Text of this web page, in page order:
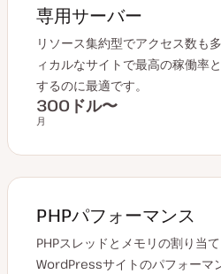
専用サーバー
リソース集約型でアクセス数も
ィカルなサイトで最高の稼働率
するのに最適です。
300ドル〜
月
PHPパフォーマンス
PHPスレッドとメモリの割り当て
WordPressサイトのパフォーマ